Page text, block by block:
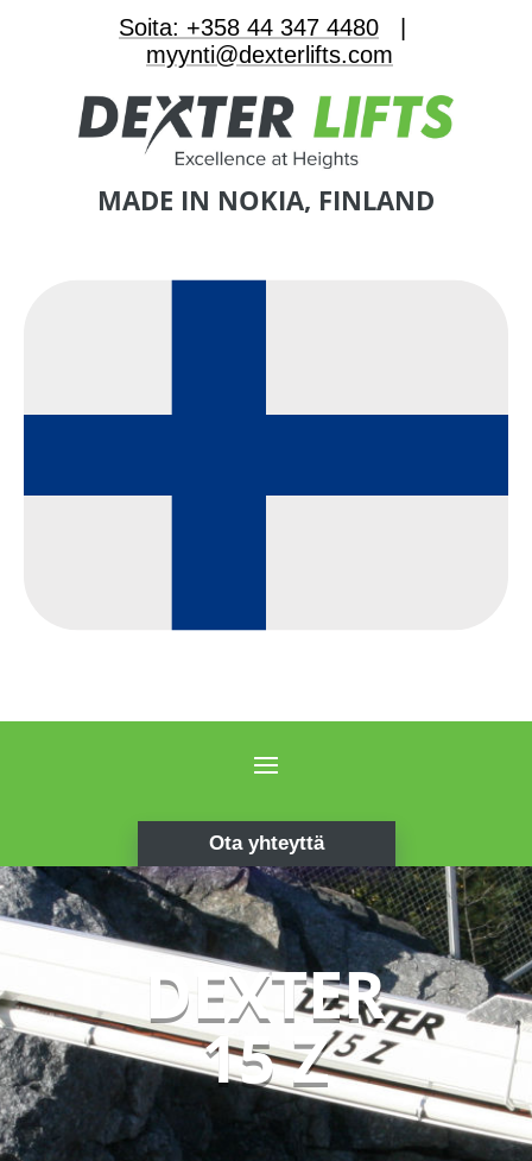
Soita: +358 44 347 4480
myynti@dexterlifts.com
MADE IN NOKIA, FINLAND
Ota yhteyttä
DEXTER
15 Z